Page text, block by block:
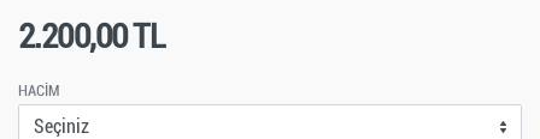
2.200,00 TL
HACIM